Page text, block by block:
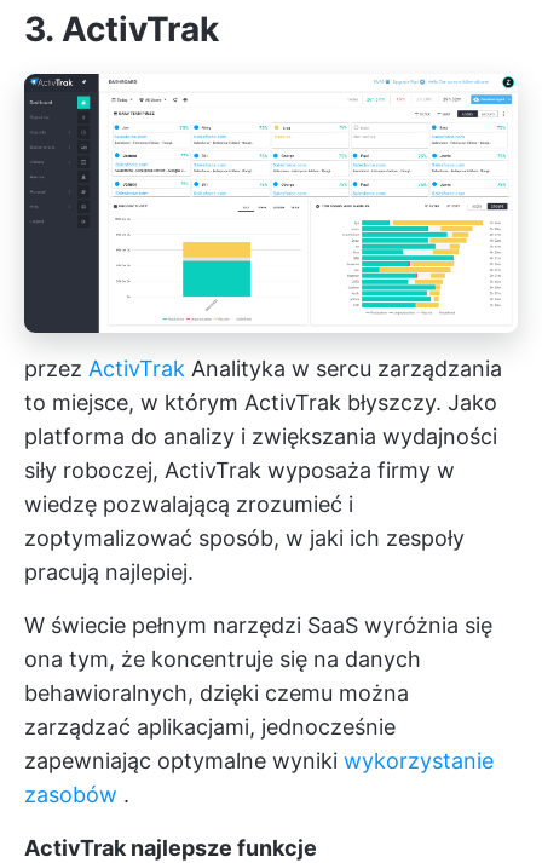
3. ActivTrak
przez ActivTrak Analityka w sercu zarządzania
to miejsce, w którym ActivTrak błyszczy. Jako
platforma do analizy i zwiększania wydajności
siły roboczej, ActivTrak wyposaża firmy w
wiedzę pozwalającą zrozumieć i
zoptymalizować sposób, w jaki ich zespoły
pracują najlepiej.
W świecie pełnym narzędzi SaaS wyróżnia się
ona tym, że koncentruje się na danych
behawioralnych, dzięki czemu można
zarządzać aplikacjami, jednocześnie
zapewniając optymalne wyniki wykorzystanie
zasobów .
ActivTrak najlepsze funkcje